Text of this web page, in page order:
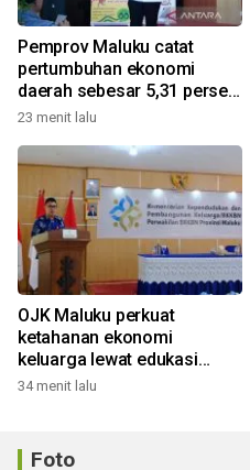
Pemprov Maluku catat
pertumbuhan ekonomi
daerah sebesar 5,31 persen
yoy triwulan II 2026
23 menit lalu
OJK Maluku perkuat
ketahanan ekonomi
keluarga lewat edukasi
literasi keuangan bagi
34 menit lalu
Foto